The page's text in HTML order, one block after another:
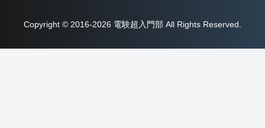
Copyright © 2016-2026 電験超入門部 All Rights Reserved.